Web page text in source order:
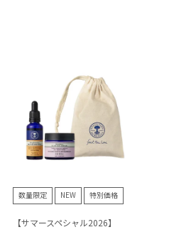
数量限定 NEW 特別価格
【サマースペシャル2026】